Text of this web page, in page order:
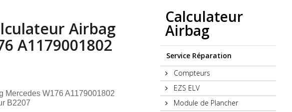
Airbag
A1179001802
Mercedes W176 A1179001802
B2207
Calculateur
Airbag
Service Réparation
Compteurs
EZS ELV
Module de Plancher